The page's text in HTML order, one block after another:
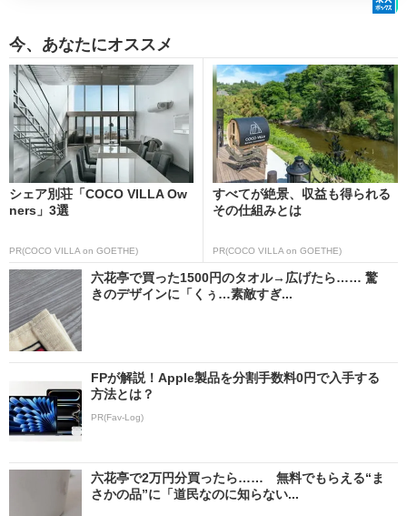
今、あなたにオススメ
シェア別荘「COCO VILLA Ow
ners」3選
PR(COCO VILLA on GOETHE)
すべてが絶景、収益も得られる
その仕組みとは
PR(COCO VILLA on GOETHE)
六花亭で買った1500円のタオル→広げたら…… 驚
きのデザインに「くぅ…素敵すぎ...
FPが解説！Apple製品を分割手数料0円で入手する
方法とは？
PR(Fav-Log)
六花亭で2万円分買ったら…… 無料でもらえる“ま
さかの品”に「道民なのに知らない...